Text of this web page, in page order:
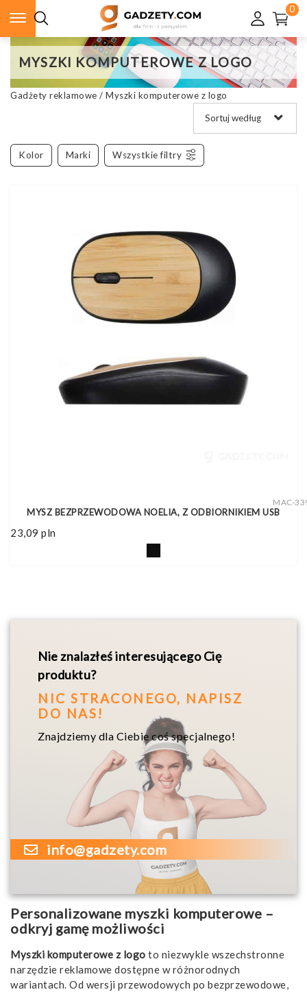
0
MYSZKI KOMPUTEROWE Z LOGO
Gadżety reklamowe / Myszki komputerowe z logo
Kolor Marki Wszystkie filtry
MAC-
MYSZ BEZPRZEWODOWA NOELIA, Z ODBIORNIKIEM USB
23,09 pln
Nie znalazłeś interesującego Cię
produktu?
NIC STRACONEGO, NAPISZ
DO NAS!
Znajdziemy dla Ciebie coś specjalnego!
info@gadzety.com
Personalizowane myszki komputerowe –
odkryj gamę możliwości
Myszki komputerowe z logo to niezwykle wszechstronne
narzędzie reklamowe dostępne w różnorodnych
wariantach. Od wersji przewodowych po bezprzewodowe,